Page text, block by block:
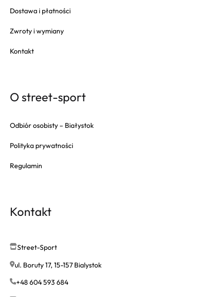
Dostawa i płatności
Zwroty i wymiany
Kontakt
O street-sport
Odbiór osobisty – Białystok
Polityka prywatności
Regulamin
Kontakt
Street-Sport
ul. Boruty 17, 15-157 Bialystok
+48 604 593 684